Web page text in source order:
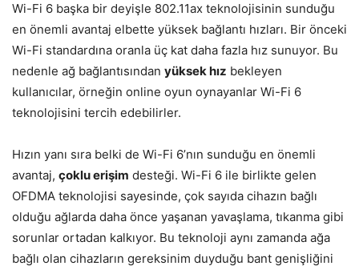
Wi-Fi 6 başka bir deyişle 802.11ax teknolojisinin sunduğu
en önemli avantaj elbette yüksek bağlantı hızları. Bir önceki
Wi-Fi standardına oranla üç kat daha fazla hız sunuyor. Bu
nedenle ağ bağlantısından yüksek hız bekleyen
kullanıcılar, örneğin online oyun oynayanlar Wi-Fi 6
teknolojisini tercih edebilirler.
Hızın yanı sıra belki de Wi-Fi 6’nın sunduğu en önemli
avantaj, çoklu erişim desteği. Wi-Fi 6 ile birlikte gelen
OFDMA teknolojisi sayesinde, çok sayıda cihazın bağlı
olduğu ağlarda daha önce yaşanan yavaşlama, tıkanma gibi
sorunlar ortadan kalkıyor. Bu teknoloji aynı zamanda ağa
bağlı olan cihazların gereksinim duyduğu bant genişliğini